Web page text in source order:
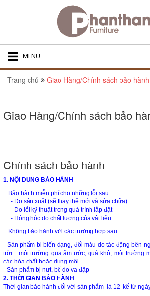
MENU
Trang chủ Giao Hàng/Chính sách bảo hành
Giao Hàng/Chính sách bảo
Chính sách bảo hành
1. NỘI DUNG BẢO HÀNH
+ Bảo hành miễn phí cho những lỗi sau:
- Do sản xuất (sẽ thay thế mới và sửa chữa)
- Do lỗi kỹ thuật trong quá trình lắp đặt
- Hỏng hóc do chất lượng của vật liệu
+ Không bảo hành với các trường hợp sau:
- Sản phẩm bi biến dạng, đổi màu do tác động bên
trời... môi trường quá ẩm ước, quá khô, môi trường
các hóa chất hoặc dung môi ...
- Sản phẩm bị nưt, bể do va đập.
2. THỜI GIAN BẢO HÀNH
Thời gian bảo hành đối với sản phẩm là 12 kể từ